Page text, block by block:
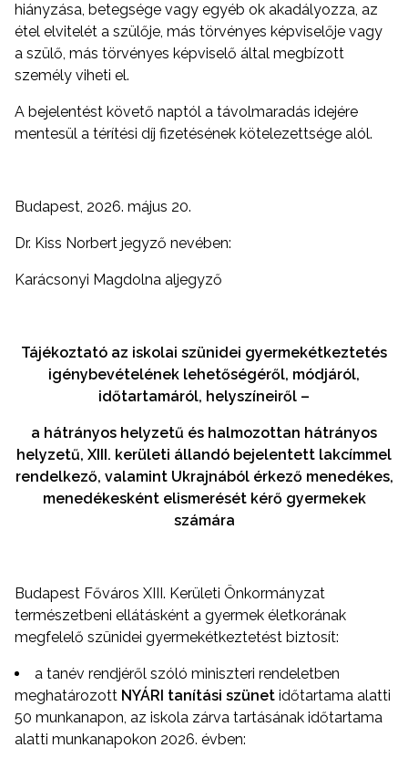
hiányzása, betegsége vagy egyéb ok akadályozza, az
étel elvitelét a szülője, más törvényes képviselője vagy
a szülő, más törvényes képviselő által megbízott
személy viheti el.
A bejelentést követő naptól a távolmaradás idejére
mentesül a térítési díj fizetésének kötelezettsége alól.
Budapest, 2026. május 20.
Dr. Kiss Norbert jegyző nevében:
Karácsonyi Magdolna aljegyző
Tájékoztató az iskolai szünidei gyermekétkeztetés
igénybevételének lehetőségéről, módjáról,
időtartamáról, helyszíneiről –
a hátrányos helyzetű és halmozottan hátrányos
helyzetű, XIII. kerületi állandó bejelentett lakcímmel
rendelkező, valamint Ukrajnából érkező menedékes,
menedékesként elismerését kérő gyermekek
számára
Budapest Főváros XIII. Kerületi Önkormányzat
természetbeni ellátásként a gyermek életkorának
megfelelő szünidei gyermekétkeztetést biztosít:
a tanév rendjéről szóló miniszteri rendeletben
meghatározott NYÁRI tanítási szünet időtartama alatti
50 munkanapon, az iskola zárva tartásának időtartama
alatti munkanapokon 2026. évben: